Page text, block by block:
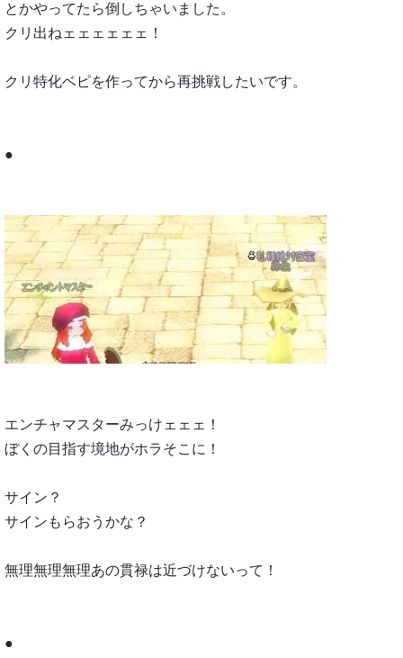
とかやってたら倒しちゃいました。
クリ出ねェェェェェェ！
クリ特化ベピを作ってから再挑戦したいです。
●
エンチャマスターみっけェェェ！
ぼくの目指す境地がホラそこに！
サイン？
サインもらおうかな？
無理無理無理あの貫禄は近づけないって！
●